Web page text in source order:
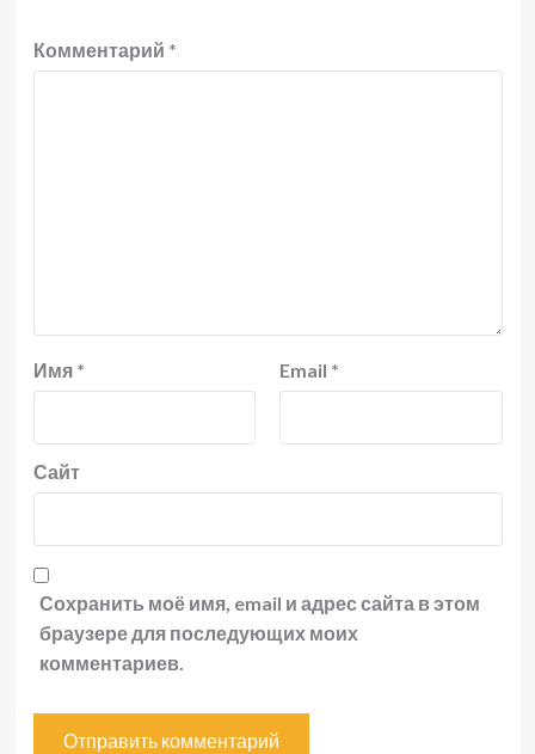
Комментарий *
Имя * Email *
Сайт
Сохранить моё имя, email и адрес сайта в этом
браузере для последующих моих
комментариев.